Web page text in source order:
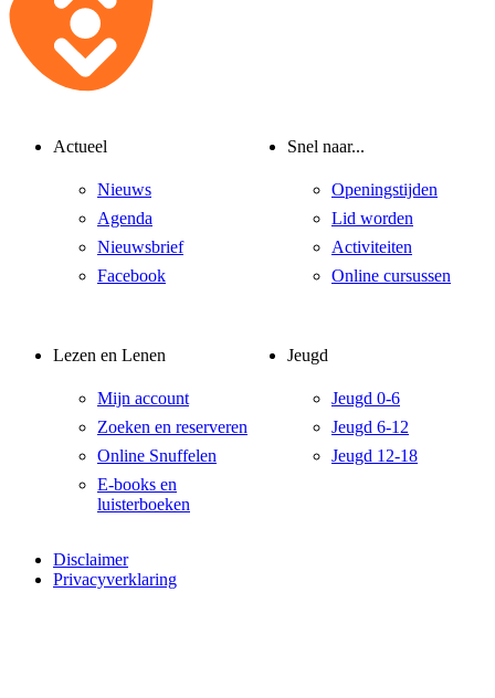
Actueel
Nieuws
Agenda
Nieuwsbrief
Facebook
Snel naar...
Openingstijden
Lid worden
Activiteiten
Online cursussen
Lezen en Lenen
Mijn account
Zoeken en reserveren
Online Snuffelen
E-books en
luisterboeken
Jeugd
Jeugd 0-6
Jeugd 6-12
Jeugd 12-18
Disclaimer
Privacyverklaring